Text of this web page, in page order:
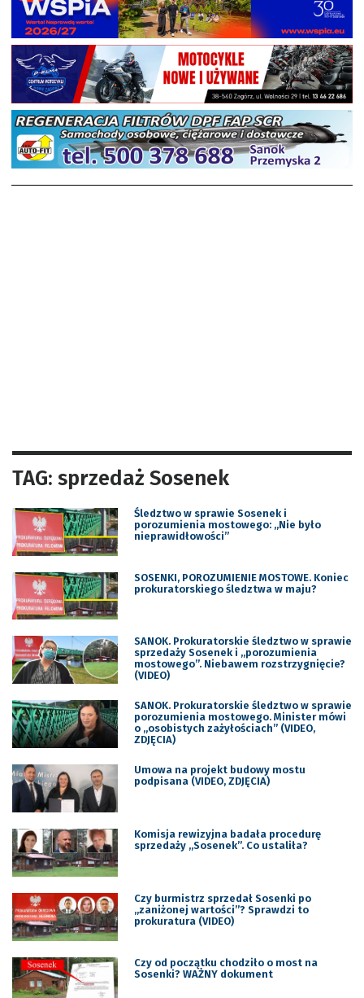
TAG: sprzedaż Sosenek
Śledztwo w sprawie Sosenek i
porozumienia mostowego: „Nie było
nieprawidłowości”
SOSENKI, POROZUMIENIE MOSTOWE. Koniec
prokuratorskiego śledztwa w maju?
SANOK. Prokuratorskie śledztwo w sprawie
sprzedaży Sosenek i „porozumienia
mostowego”. Niebawem rozstrzygnięcie?
(VIDEO)
SANOK. Prokuratorskie śledztwo w sprawie
porozumienia mostowego. Minister mówi
o „osobistych zażyłościach” (VIDEO,
ZDJĘCIA)
Umowa na projekt budowy mostu
podpisana (VIDEO, ZDJĘCIA)
Komisja rewizyjna badała procedurę
sprzedaży „Sosenek”. Co ustaliła?
Czy burmistrz sprzedał Sosenki po
„zaniżonej wartości”? Sprawdzi to
prokuratura (VIDEO)
Czy od początku chodziło o most na
Sosenki? WAŻNY dokument